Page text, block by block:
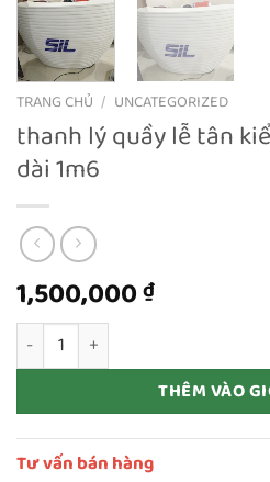
TRANG CHỦ / UNCATEGORIZED
thanh lý quầy lễ tân
dài 1m6
1,500,000₫
thanh lý quầy lễ tân kiểu đáng
THÊM VÀO
Tư vấn bán hàng